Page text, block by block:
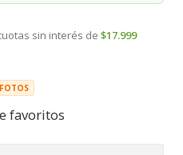
sin interés de $17.999
favoritos